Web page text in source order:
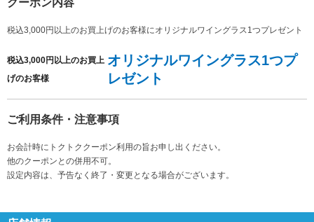
クーポン内容
税込3,000円以上のお買上げのお客様にオリジナルワイングラス1つプレゼント
税込3,000円以上のお買上
げのお客様
オリジナルワイングラス1つプ
レゼント
ご利用条件・注意事項
お会計時にトクトククーポン利用の旨お申し出ください。
他のクーポンとの併用不可。
設定内容は、予告なく終了・変更となる場合がございます。